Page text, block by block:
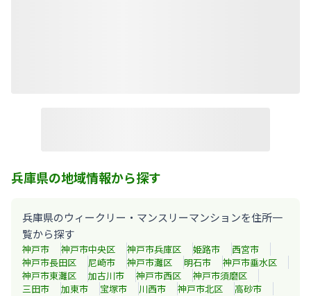
兵庫県の地域情報から探す
兵庫県のウィークリー・マンスリーマンションを住所一
覧から探す
神戸市 神戸市中央区 神戸市兵庫区 姫路市
西宮市
神戸市長田区
尼崎市 神戸市灘区 明石市
神戸市垂水区
神戸市東灘区
加古川市 神戸市西区
神戸市須磨区
三田市
加東市 宝塚市 川西市 神戸市北区 高砂市